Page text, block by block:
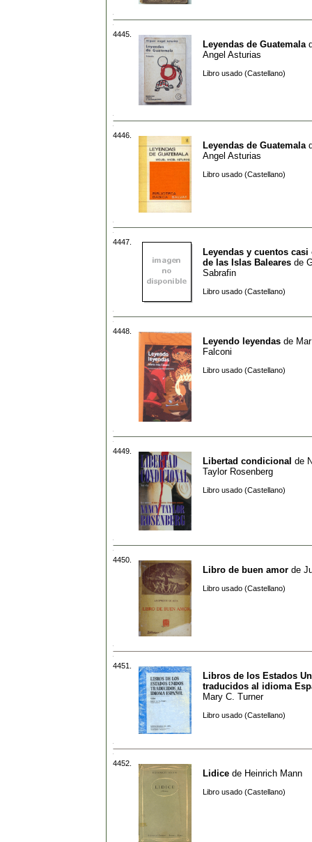
4445.
Leyendas de Guatemala
Angel Asturias
Libro usado (Castellano)
4446.
Leyendas de Guatemala
Angel Asturias
Libro usado (Castellano)
4447.
Leyendas y cuentos
de las Islas Baleares de
Sabrafin
Libro usado (Castellano)
4448.
Leyendo leyendas de
Falconi
Libro usado (Castellano)
4449.
Libertad condicional de
Taylor Rosenberg
Libro usado (Castellano)
4450.
Libro de buen amor de
Libro usado (Castellano)
4451.
Libros de los Estados
traducidos al idioma
Mary C. Turner
Libro usado (Castellano)
4452.
Lidice de Heinrich Mann
Libro usado (Castellano)